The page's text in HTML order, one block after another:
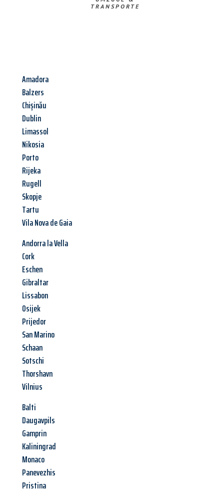
TRANSPORTE
Amadora
Balzers
Chișinău
Dublin
Limassol
Nikosia
Porto
Rijeka
Rugell
Skopje
Tartu
Vila Nova de Gaia
Andorra la Vella
Cork
Eschen
Gibraltar
Lissabon
Osijek
Prijedor
San Marino
Schaan
Sotschi
Thorshavn
Vilnius
Balti
Daugavpils
Gamprin
Kaliningrad
Monaco
Panevezhis
Pristina